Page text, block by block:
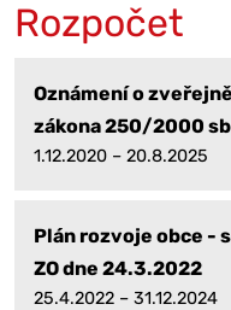
Rozpočet
Oznámení o
zákona 250/2000
1.12.2020 – 20.8.2025
Plán rozvoje obce -
ZO dne 24.3.2022
25.4.2022 – 31.12.2024